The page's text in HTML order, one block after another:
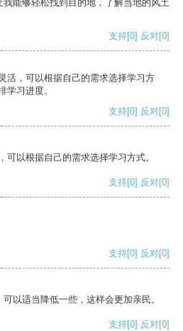
能够轻松找到目的地，了解当地的风土
支持[0] 反对[0]
活，可以根据自己的需求选择学习方
学习进度。
支持[0] 反对[0]
可以根据自己的需求选择学习方式。
支持[0] 反对[0]
支持[0] 反对[0]
以适当降低一些，这样会更加亲民。
支持[0] 反对[0]